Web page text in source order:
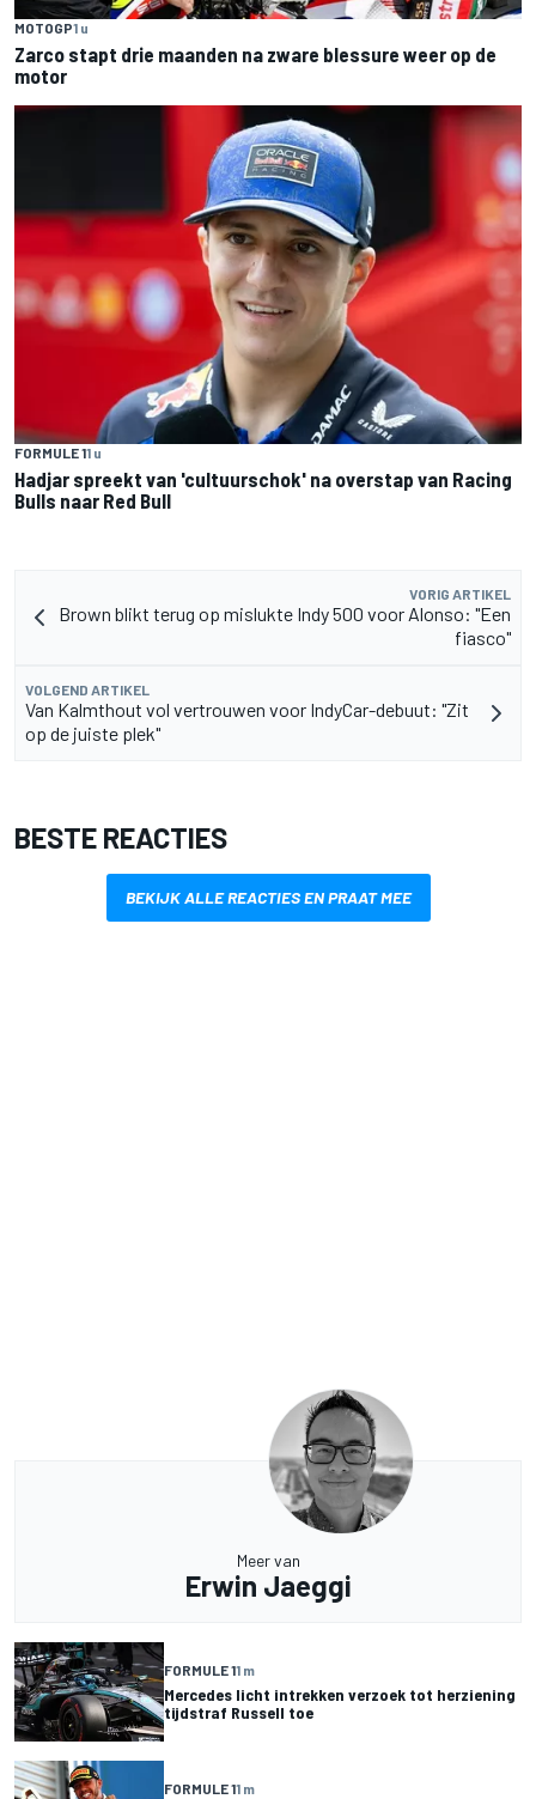
MOTOGP1 u
Zarco stapt drie maanden na zware blessure weer op de
motor
FORMULE 11 u
Hadjar spreekt van 'cultuurschok' na overstap van Racing
Bulls naar Red Bull
VORIG ARTIKEL
Brown blikt terug op mislukte Indy 500 voor Alonso: "Een
fiasco"
VOLGEND ARTIKEL
Van Kalmthout vol vertrouwen voor IndyCar-debuut: "Zit
op de juiste plek"
BESTE REACTIES
BEKIJK ALLE REACTIES EN PRAAT MEE
Meer van
Erwin Jaeggi
FORMULE 11 m
Mercedes licht intrekken verzoek tot herziening
tijdstraf Russell toe
FORMULE 11 m